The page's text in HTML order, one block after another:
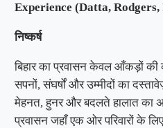
Experience (Datta, Rodgers,
निष्कर्ष
बिहार का प्रवासन केवल आँकड़ों की
सपनों, संघर्षों और उम्मीदों का
मेहनत, हुनर और बदलते हालात का
प्रवासन जहाँ एक ओर परिवारों के